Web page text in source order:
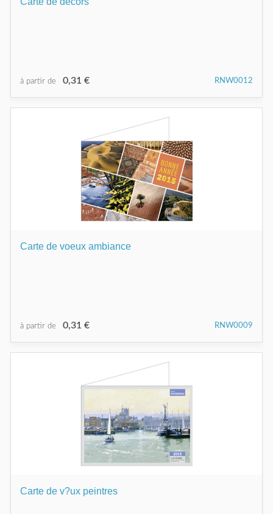
à partir de 0,31 € RNW0012
Carte de voeux ambiance
à partir de 0,31 € RNW0009
Carte de v?ux peintres